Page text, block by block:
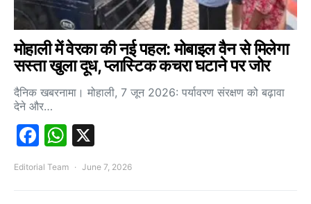
मोहाली में वेरका की नई पहल: मोबाइल वैन से मिलेगा
सस्ता खुला दूध, प्लास्टिक कचरा घटाने पर जोर
दैनिक खबरनामा। मोहाली, 7 जून 2026: पर्यावरण संरक्षण को बढ़ावा
देने और…
Facebook
WhatsApp
Editorial Team June 7, 2026